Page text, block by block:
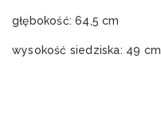
głębokość: 64,5 cm
wysokość siedziska: 49 cm